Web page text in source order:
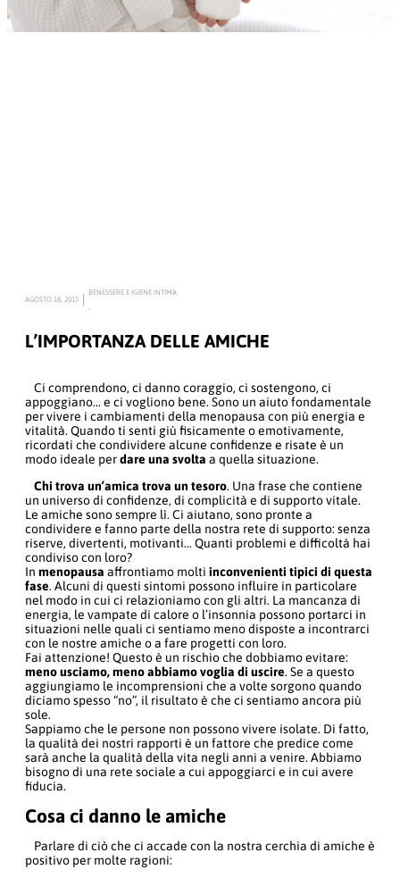
AGOSTO 18, 2015
BENESSERE E IGIENE INTIMA
L’IMPORTANZA DELLE AMICHE
Ci comprendono, ci danno coraggio, ci sostengono, ci
appoggiano… e ci vogliono bene. Sono un aiuto fondamentale
per vivere i cambiamenti della menopausa con più energia e
vitalità. Quando ti senti giù fisicamente o emotivamente,
ricordati che condividere alcune confidenze e risate è un
modo ideale perdare una svolta a quella situazione.
Chi trova un’amica trova un tesoro. Una frase che contiene
un universo di confidenze, di complicità e di supporto vitale.
Le amiche sono sempre lì. Ci aiutano, sono pronte a
condividere e fanno parte della nostra rete di supporto: senza
riserve, divertenti, motivanti… Quanti problemi e difficoltà hai
condiviso con loro?
In menopausa affrontiamo molti inconvenienti tipici di questa
fase. Alcuni di questi sintomi possono influire in particolare
nel modo in cui ci relazioniamo con gli altri. La mancanza di
energia, le vampate di calore o l’insonnia possono portarci in
situazioni nelle quali ci sentiamo meno disposte a incontrarci
con le nostre amiche o a fare progetti con loro.
Fai attenzione! Questo è un rischio che dobbiamo evitare:
meno usciamo, meno abbiamo voglia di uscire. Se a questo
aggiungiamo le incomprensioni che a volte sorgono quando
diciamo spesso “no”, il risultato è che ci sentiamo ancora più
sole.
Sappiamo che le persone non possono vivere isolate. Di fatto,
la qualità dei nostri rapporti è un fattore che predice come
sarà anche la qualità della vita negli anni a venire. Abbiamo
bisogno di una rete sociale a cui appoggiarci e in cui avere
fiducia.
Cosa ci danno le amiche
Parlare di ciò che ci accade con la nostra cerchia di amiche è
positivo per molte ragioni: